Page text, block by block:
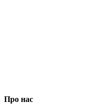
Про нас